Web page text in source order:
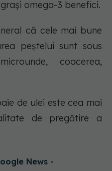
omega-3 benefici.
că cele mai bune
peștelui sunt sous
coacerea,
de ulei este cea mai
de pregătire a
News -